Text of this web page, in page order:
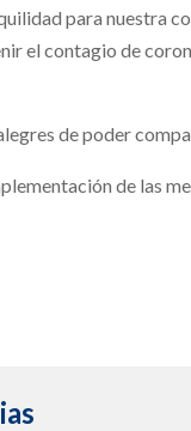
para nuestra
el contagio de
de poder
de las